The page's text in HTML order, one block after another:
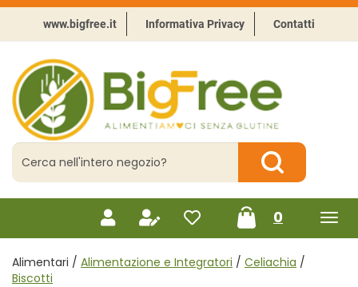
Passa
contenuto
principale
www.bigfree.it Informativa Privacy Contatti
BigFree
-
Punto
celiachia
Cerca
Prodotto
Cerca Prodotto
0prodotti
inseriti
Alimentari / Alimentazione e Integratori / Celiachia /
Biscotti